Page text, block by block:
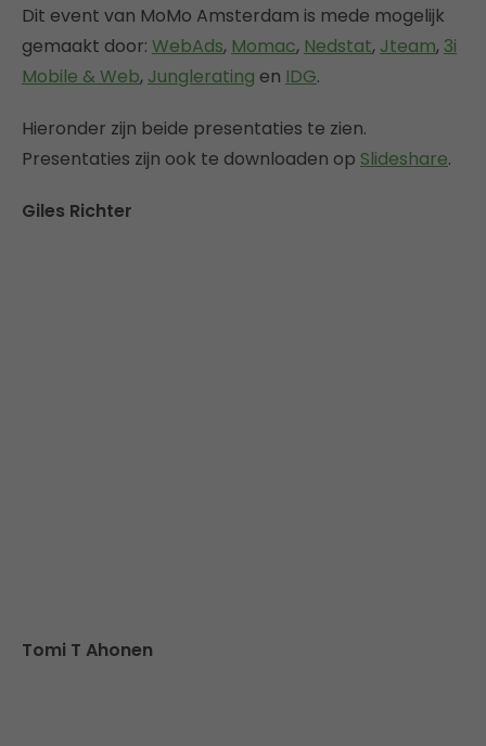
Dit event van MoMo Amsterdam is mede mogelijk
gemaakt door: WebAds, Momac, Nedstat, Jteam, 3i
Mobile & Web, Junglerating en IDG.
Hieronder zijn beide presentaties te zien.
Presentaties zijn ook te downloaden op Slideshare.
Giles Richter
Tomi T Ahonen